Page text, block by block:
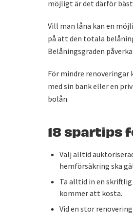
möjligt är det därför
Vill man låna kan en
på att den totala
Belåningsgraden
För mindre renoveringar
med sin bank eller en
bolån.
18 spartips
Välj alltid
hemförsäkring ska
Ta alltid in en skriftlig
kommer att kosta.
Vid en stor